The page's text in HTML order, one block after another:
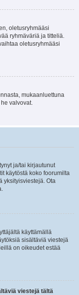
oletusryhmääsi
ryhmäväriä ja titteliä.
oletusryhmääsi
mukaanluettuna
valvovat.
ja/tai kirjautunut
käytöstä koko foorumilta
yksityisviestejä. Ota
käyttämällä
sisältäviä viestejä
on oikeudet estää
viestejä tältä